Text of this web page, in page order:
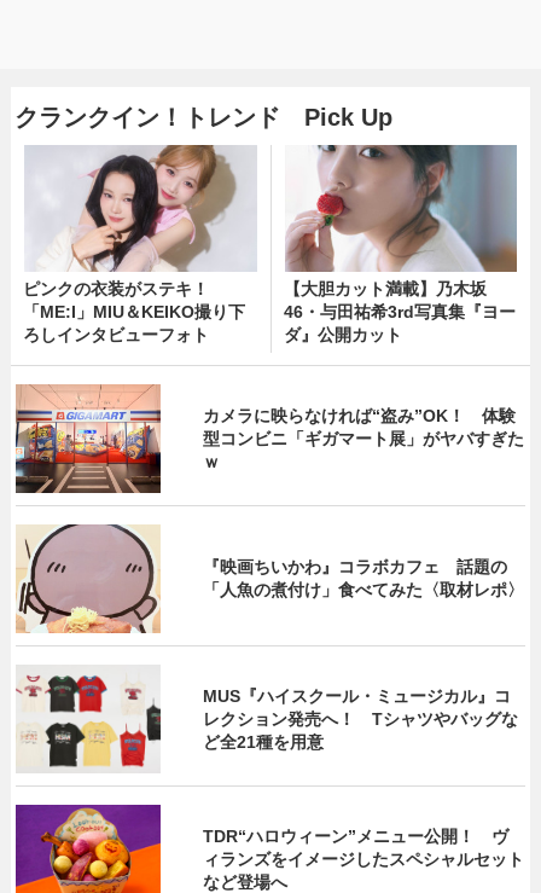
クランクイン！トレンド Pick Up
ピンクの衣装がステキ！
「ME:I」MIU＆KEIKO撮り下
ろしインタビューフォト
【大胆カット満載】乃木坂
46・与田祐希3rd写真集『ヨー
ダ』公開カット
カメラに映らなければ“盗み”OK！ 体験
型コンビニ「ギガマート展」がヤバすぎた
ｗ
『映画ちいかわ』コラボカフェ 話題の
「人魚の煮付け」食べてみた〈取材レポ〉
MUS『ハイスクール・ミュージカル』コ
レクション発売へ！ Tシャツやバッグな
ど全21種を用意
TDR“ハロウィーン”メニュー公開！ ヴ
ィランズをイメージしたスペシャルセット
など登場へ